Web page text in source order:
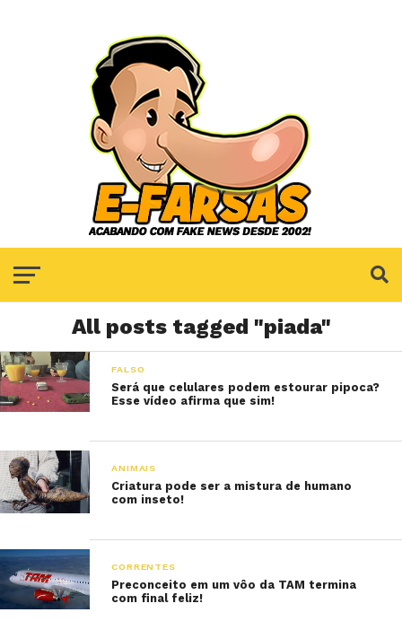
All posts tagged "piada"
FALSO
Será que celulares podem estourar pipoca?
Esse vídeo afirma que sim!
ANIMAIS
Criatura pode ser a mistura de humano
com inseto!
CORRENTES
Preconceito em um vôo da TAM termina
com final feliz!